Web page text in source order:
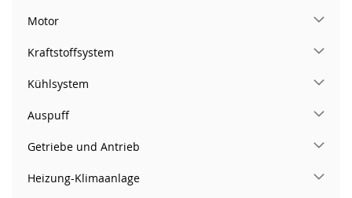
Motor
Kraftstoffsystem
Kühlsystem
Auspuff
Getriebe und Antrieb
Heizung-Klimaanlage